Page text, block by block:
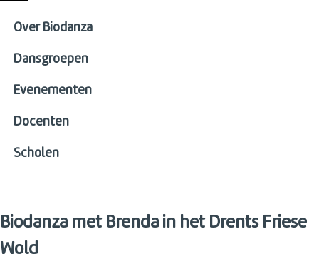
Over Biodanza
Dansgroepen
Evenementen
Docenten
Scholen
Biodanza met Brenda in het Drents Friese
Wold